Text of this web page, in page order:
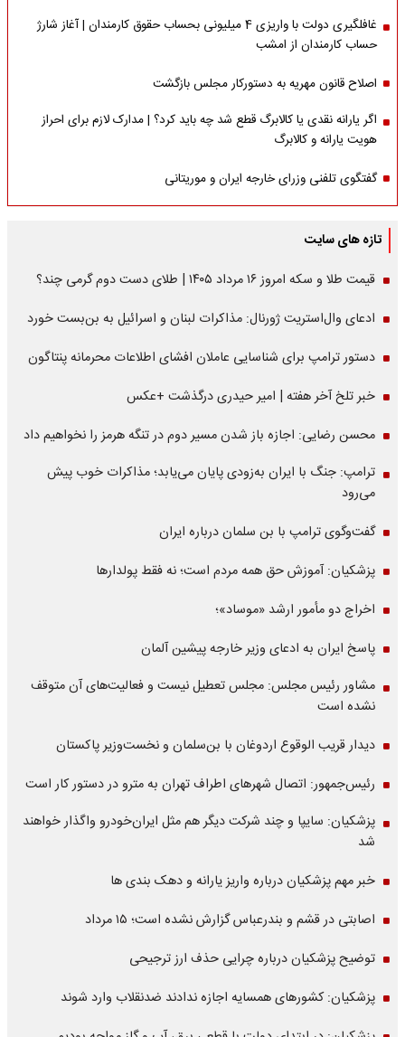
غافلگیری دولت با واریزی 4 میلیونی بحساب حقوق کارمندان | آغاز شارژ
حساب کارمندان از امشب
اصلاح قانون مهریه به دستورکار مجلس بازگشت
اگر یارانه نقدی یا کالابرگ قطع شد چه باید کرد؟ | مدارک لازم برای احراز
هویت یارانه و کالابرگ
گفتگوی تلفنی وزرای خارجه ایران و موریتانی
تازه های سایت
قیمت طلا و سکه امروز ۱۶ مرداد ۱۴۰۵ | طلای دست دوم گرمی چند؟
ادعای وال‌استریت ژورنال: مذاکرات لبنان و اسرائیل به بن‌بست خورد
دستور ترامپ برای شناسایی عاملان افشای اطلاعات محرمانه پنتاگون
خبر تلخ آخر هفته | امیر حیدری درگذشت +عکس
محسن رضایی: اجازه باز شدن مسیر دوم در تنگه هرمز را نخواهیم داد
ترامپ: جنگ با ایران به‌زودی پایان می‌یابد؛ مذاکرات خوب پیش
می‌رود
گفت‌وگوی ترامپ با بن سلمان درباره ایران
پزشکیان: آموزش حق همه مردم است؛ نه فقط پولدارها
اخراج دو مأمور ارشد «موساد»؛
پاسخ ایران به ادعای وزیر خارجه پیشین آلمان
مشاور رئیس مجلس: مجلس تعطیل نیست و فعالیت‌های آن متوقف
نشده است
دیدار قریب الوقوع اردوغان با بن‌سلمان و نخست‌وزیر پاکستان
رئیس‌جمهور: اتصال شهرهای اطراف تهران به مترو در دستور کار است
پزشکیان: سایپا و چند شرکت دیگر هم مثل ایران‌خودرو واگذار خواهند
شد
خبر مهم پزشکیان درباره واریز یارانه و دهک بندی ها
اصابتی در قشم و بندرعباس گزارش نشده است؛ ۱۵ مرداد
توضیح پزشکیان درباره چرایی حذف ارز ترجیحی
پزشکیان: کشورهای همسایه اجازه ندادند ضدنقلاب وارد شوند